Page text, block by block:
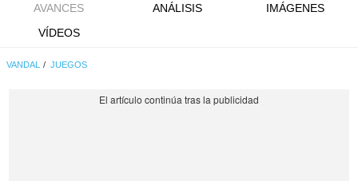
AVANCES
ANÁLISIS
IMÁGENES
VÍDEOS
VANDAL JUEGOS